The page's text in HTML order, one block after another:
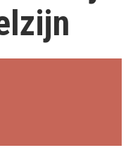
weken
een